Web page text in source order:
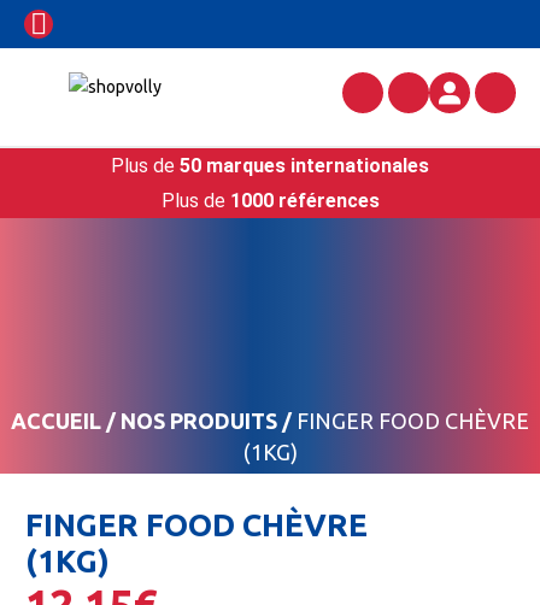
Plus de 50 marques internationales
Plus de 1000 références
ACCUEIL / NOS PRODUITS / FINGER FOOD CHÈVRE
(1KG)
FINGER FOOD CHÈVRE
(1KG)